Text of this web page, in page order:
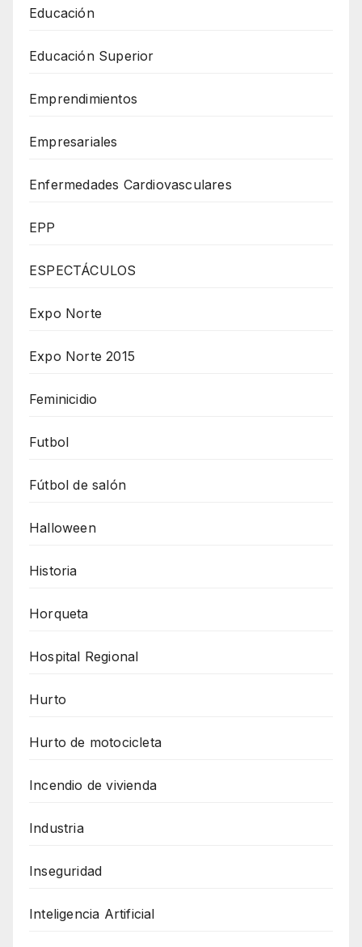
Educación
Educación Superior
Emprendimientos
Empresariales
Enfermedades Cardiovasculares
EPP
ESPECTÁCULOS
Expo Norte
Expo Norte 2015
Feminicidio
Futbol
Fútbol de salón
Halloween
Historia
Horqueta
Hospital Regional
Hurto
Hurto de motocicleta
Incendio de vivienda
Industria
Inseguridad
Inteligencia Artificial